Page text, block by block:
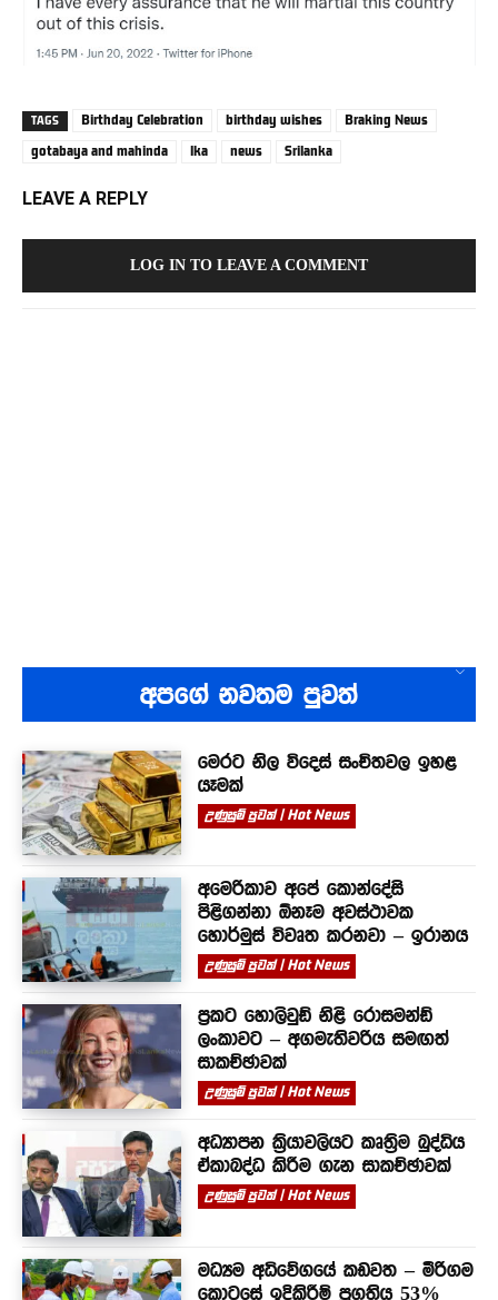
TAGS Birthday Celebration birthday wishes
Braking News
gotabaya and mahinda
lka news Srilanka
LEAVE A REPLY
LOG IN TO LEAVE A COMMENT
අපගේ නවතම පුවත්
මෙරට නිල විදෙස් සංචිතවල ඉහළ
යෑමක්
උණුසුම් පුවත් | Hot News
අමෙරිකාව අපේ කොන්දේසි
පිළිගන්නා ඕනෑම අවස්ථාවක
හොර්මුස් විවෘත කරනවා – ඉරානය
උණුසුම් පුවත් | Hot News
ප්‍රකට හොලිවුඩ් නිළි රොසමන්ඩ්
ලංකාවට – අගමැතිවරිය සමඟත්
සාකච්ඡාවක්
උණුසුම් පුවත් | Hot News
අධ්‍යාපන ක්‍රියාවලියට කෘත්‍රිම බුද්ධිය
ඒකාබද්ධ කිරීම ගැන සාකච්ඡාවක්
උණුසුම් පුවත් | Hot News
මධ්‍යම අධිවේගයේ කඩවත – මීරිගම
කොටසේ ඉදිකිරීම් ප්‍රගතිය 53%